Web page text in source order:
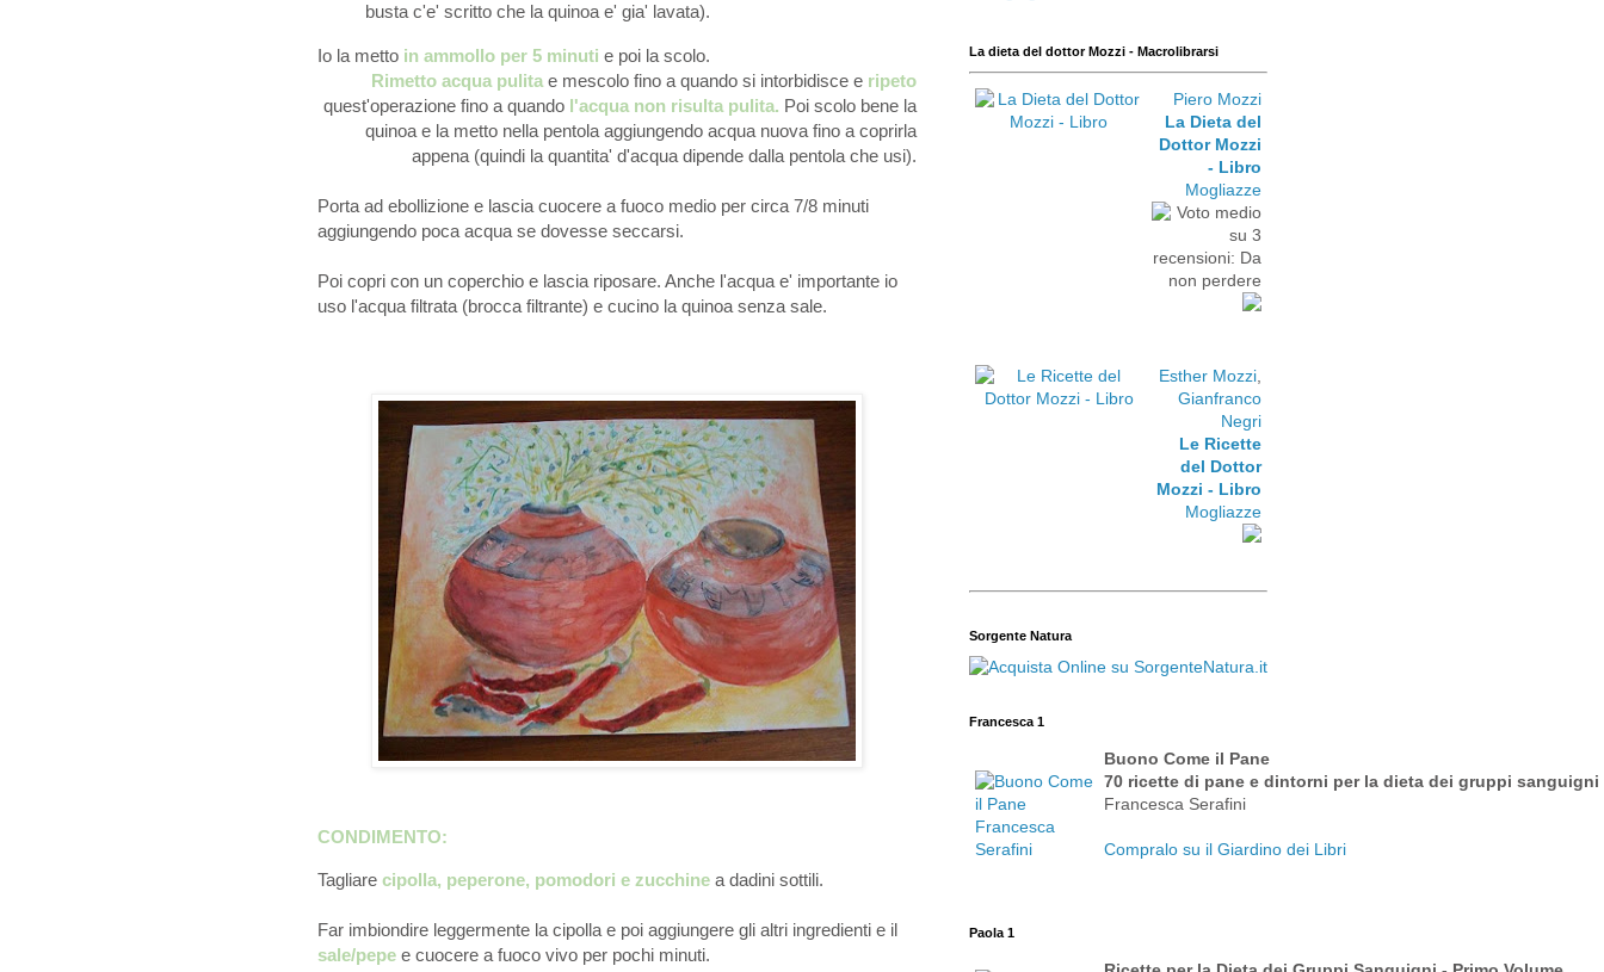
busta c'e' scritto che la quinoa e' gia' lavata).
Io la metto in ammollo per 5 minuti e poi la scolo.
Rimetto acqua pulita e mescolo fino a quando si intorbidisce e ripeto
quest'operazione fino a quando l'acqua non risulta pulita. Poi scolo bene la
quinoa e la metto nella pentola aggiungendo acqua nuova fino a coprirla
appena (quindi la quantita' d'acqua dipende dalla pentola che usi).
Porta ad ebollizione e lascia cuocere a fuoco medio per circa 7/8 minuti
aggiungendo poca acqua se dovesse seccarsi.
Poi copri con un coperchio e lascia riposare. Anche l'acqua e' importante io
uso l'acqua filtrata (brocca filtrante) e cucino la quinoa senza sale.
CONDIMENTO:
Tagliare cipolla, peperone, pomodori e zucchine a dadini sottili.
Far imbiondire leggermente la cipolla e poi aggiungere gli altri ingredienti e il
sale/pepe e cuocere a fuoco vivo per pochi minuti.
La dieta del dottor Mozzi - Macrolibrarsi
Piero Mozzi
La Dieta del
Dottor Mozzi
- Libro
Mogliazze
Esther Mozzi
Gianfranco
Negri
Le Ricette
del Dottor
Mozzi - Libro
Mogliazze
Sorgente Natura
Francesca 1
Buono Come il Pane
70 ricette di pane e dintorni per la dieta dei gruppi sanguigni
Francesca Serafini
Compralo su il Giardino dei Libri
Paola 1